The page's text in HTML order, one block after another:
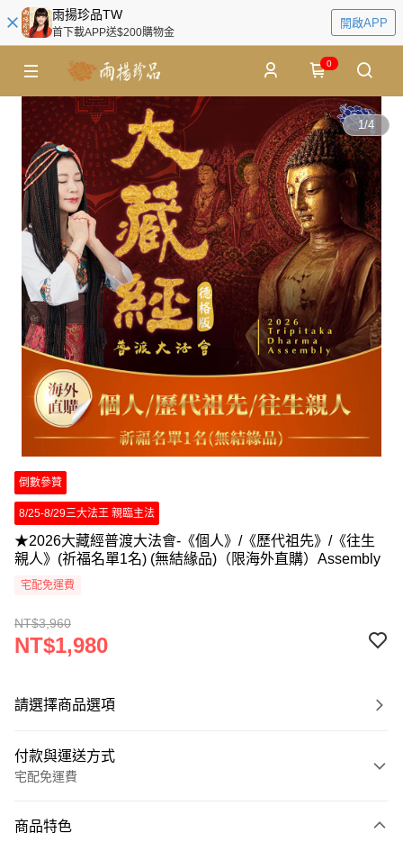
雨揚珍品TW
首下載APP送$200購物金
開啟APP
0
1/4
倒數參贊
8/25-8/29三大法王 親臨主法
★2026大藏經普渡大法會-《個人》/《歷代祖先》/《往生
親人》(祈福名單1名) (無結緣品)（限海外直購）Assembly
宅配免運費
NT$3,960
NT$1,980
請選擇商品選項
付款與運送方式
宅配免運費
信用卡一次付款
商品特色